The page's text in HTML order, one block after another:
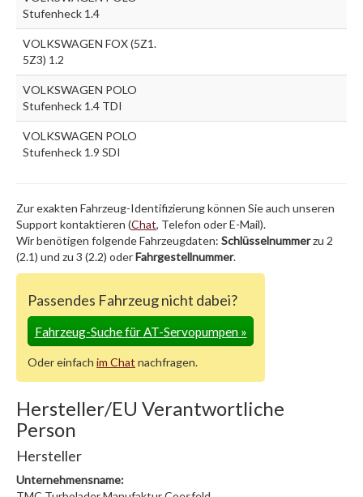
Stufenheck 1.4
VOLKSWAGEN FOX (5Z1.
5Z3) 1.2
VOLKSWAGEN POLO
Stufenheck 1.4 TDI
VOLKSWAGEN POLO
Stufenheck 1.9 SDI
Zur exakten Fahrzeug-Identifizierung können Sie auch unseren
Support kontaktieren (Chat, Telefon oder E-Mail).
Wir benötigen folgende Fahrzeugdaten: Schlüsselnummerzu 2
(2.1) und zu 3 (2.2) oderFahrgestellnummer.
Passendes Fahrzeug nicht dabei?
Fahrzeug-Suche für AT-Servopumpen»
Oder einfach im Chat nachfragen.
Hersteller/EU Verantwortliche
Person
Hersteller
Unternehmensname: